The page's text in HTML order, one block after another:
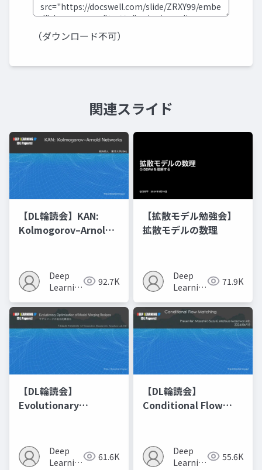
（ダウンロード不可）
関連スライド
【DL輪読会】KAN:
Kolmogorov–Arnold
Deep
Learning
92.7K
【拡散モデル勉強会】
拡散モデルの数理
Deep
Learning
71.9K
【DL輪読会】
Evolutionary
Recipes モデルマージ
の進化的最適化
Deep
Learning
61.6K
【DL輪読会】
Conditional Flow
Deep
Learning
55.6K